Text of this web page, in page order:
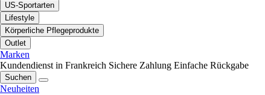
US-Sportarten
Lifestyle
Körperliche Pflegeprodukte
Outlet
Marken
Kundendienst in Frankreich Sichere Zahlung Einfache Rückgabe
Suchen
Neuheiten